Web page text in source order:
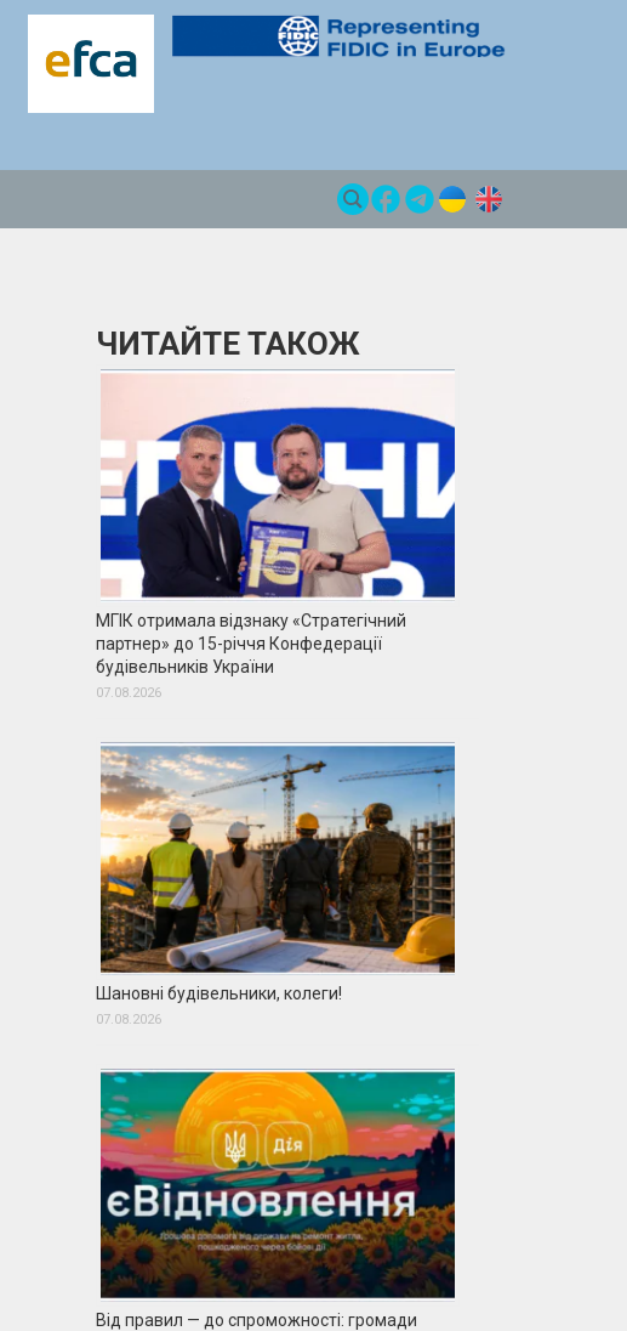
ЧИТАЙТЕ ТАКОЖ
МГІК отримала відзнаку «Стратегічний
партнер» до 15-річчя Конфедерації
будівельників України
07.08.2026
Шановні будівельники, колеги!
07.08.2026
Від правил — до спроможності: громади